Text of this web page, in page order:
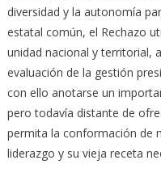
diversidad y la autonomía
estatal común, el Rechazo
unidad nacional y territorial,
evaluación de la gestión
con ello anotarse un
pero todavía distante de
permita la conformación de
liderazgo y su vieja receta